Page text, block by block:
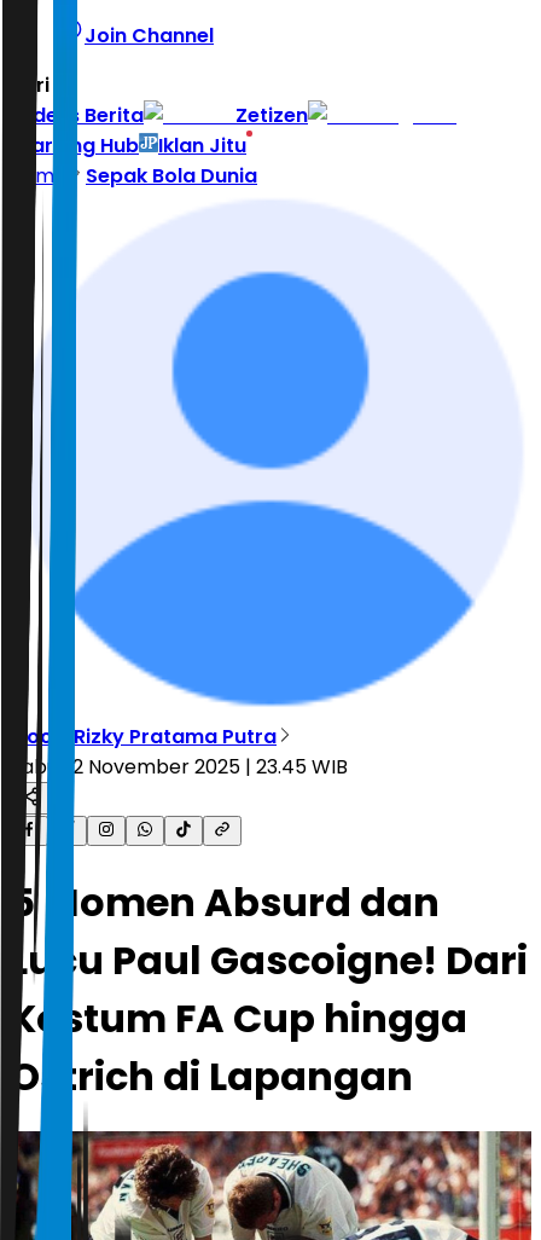
Join Channel
Hari ini
Indeks Berita
Zetizen
Learning Hub
Iklan Jitu
Home
Sepak Bola Dunia
Moch. Rizky Pratama Putra
Rabu, 12 November 2025 | 23.45 WIB
5 Momen Absurd dan
Lucu Paul Gascoigne! Dari
Kostum FA Cup hingga
Ostrich di Lapangan